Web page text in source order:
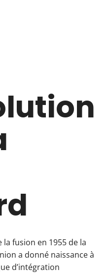
fusion en 1955 de la
a donné naissance à
d’intégration